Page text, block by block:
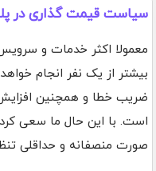
سیاست قیمت گذاری در
معمولا اکثر خدمات و
بیشتر از یک نفر انجام
ضریب خطا و همچنین
است. با این حال ما سعی
صورت منصفانه و حداقلی